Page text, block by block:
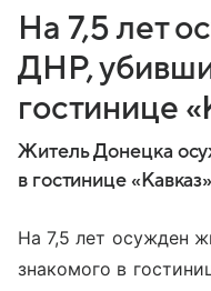
На 7,5 лет
ДНР,
гостинице
Житель Донецка
в гостинице
На 7,5 лет осужден
знакомого в